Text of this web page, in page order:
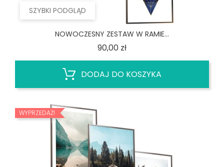
SZYBKI PODGLĄD
NOWOCZESNY ZESTAW W RAMIE...
90,00 złCena
DODAJ DO KOSZYKA
WYPRZEDAŻ!